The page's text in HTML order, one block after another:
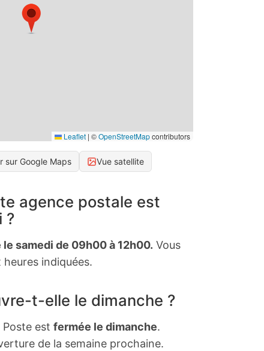
Leaflet | ©OpenStreetMapcontributors
sur Google Maps Vue satellite
agence postale est
?
samedi de 09h00 à 12h00. Vous
indiquées.
t-elle le dimanche ?
est fermée le dimanche.
de la semaine prochaine.